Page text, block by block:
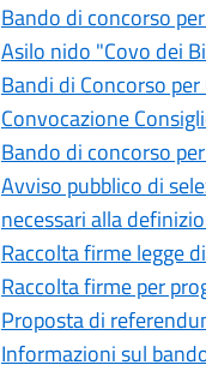
Bando di concorso
Asilo nido "Covo dei
Bandi di Concorso
Convocazione
Bando di concorso
Avviso pubblico di
necessari alla
Raccolta firme legge
Raccolta firme per
Proposta di
Informazioni sul